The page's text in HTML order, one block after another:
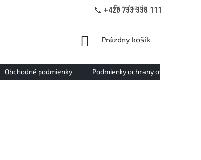
📞 +420 733 338 111
ÚDAJOV Prihlásenie
NÁKUPNÝ
Prázdny košík
Obchodné podmienky Podmienky ochrany osobných